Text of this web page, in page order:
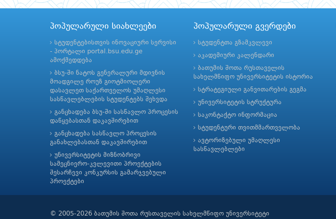
პოპულარული სიახლეები
სტუდენტებისთვის ინოვაციური სერვისი
- პორტალი portal.bsu.edu.ge
ამოქმედდება
ბსუ-ში ნატოს გენერალური მდივნის
მოადგილე როუზ გიოტმიოლერი
დასავლეთ საქართველოს უმაღლესი
სასწავლებლების სტუდენტებს შეხვდა
განცხადება ბსუ-ში სასწავლო პროცესის
დაწყებასთან დაკავშირებით
განცხადება სასწავლო პროცესის
განახლებასთან დაკავშირებით
უნივერსიტეტის მიზნობრივი
სამეცნიერო-კვლევითი პროექტების
შესარჩევი კონკურსის გამარჯვებული
პროექტები
პოპულარული გვერდები
სტუდენტთა გზამკვლევი
აკადემიური კალენდარი
ბათუმის შოთა რუსთაველის
სახელმწიფო უნივერსიტეტის ისტორია
სტრატეგიული განვითარების გეგმა
უნივერსიტეტის სტრუქტურა
საკონტაქტო ინფორმაცია
სტუდენტური თვითმმართველობა
ავტორიზებული უმაღლესი
სასწავლებლები
© 2005-2026 ბათუმის შოთა რუსთაველის სახელმწიფო უნივერსიტეტი